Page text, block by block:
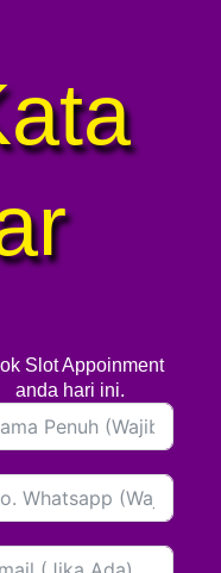
Slot Appoinment
anda hari ini.